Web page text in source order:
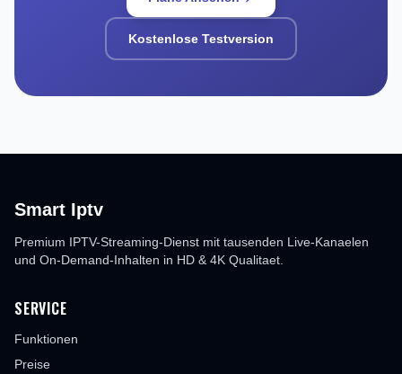
Kostenlose Testversion
Smart Iptv
Premium IPTV-Streaming-Dienst mit tausenden Live-Kanaelen
und On-Demand-Inhalten in HD & 4K Qualitaet.
SERVICE
Funktionen
Preise